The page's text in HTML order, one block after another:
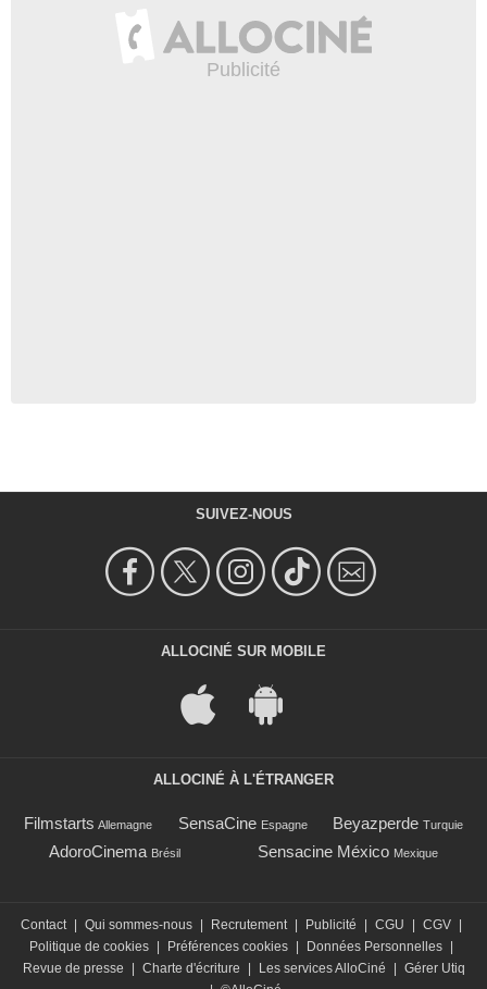
SUIVEZ-NOUS
ALLOCINÉ SUR MOBILE
ALLOCINÉ À L'ÉTRANGER
Filmstarts Allemagne SensaCine Espagne Beyazperde Turquie
AdoroCinema Brésil Sensacine México Mexique
Contact Qui sommes-nous Recrutement Publicité CGU CGV
Politique de cookies
Préférences cookies Données Personnelles
Revue de presse
Charte d'écriture Les services AlloCiné
Gérer Utiq